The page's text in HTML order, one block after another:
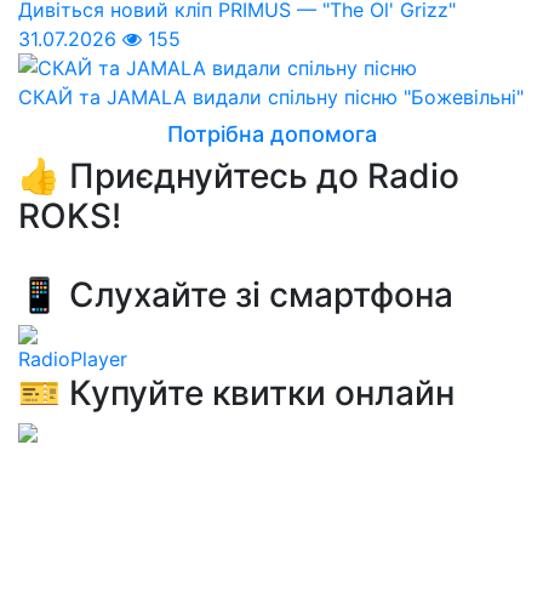
Дивіться новий кліп PRIMUS — "The Ol' Grizz"
31.07.2026
155
СКАЙ та JAMALA видали спільну пісню "Божевільні"
Потрібна допомога
👍 Приєднуйтесь до Radio
ROKS!
📱 Слухайте зі смартфона
RadioPlayer
🎫 Купуйте квитки онлайн